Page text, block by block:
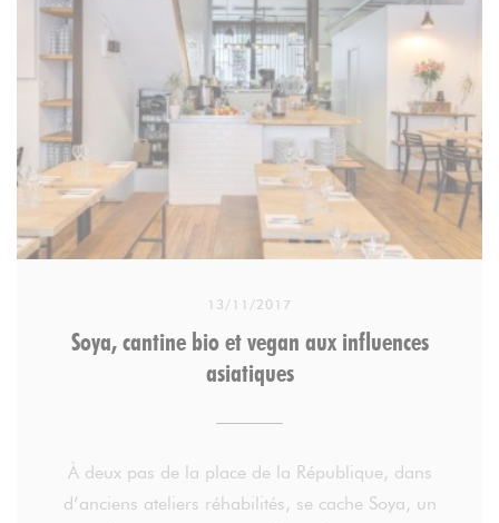
13/11/2017
Soya, cantine bio et vegan aux influences
asiatiques
À deux pas de la place de la République, dans
d’anciens ateliers réhabilités, se cache Soya, un